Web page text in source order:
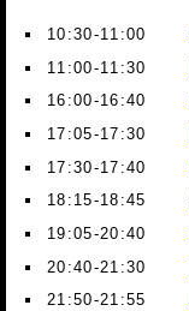
10:30-11:00
11:00-11:30
16:00-16:40
17:05-17:30
17:30-17:40
18:15-18:45
19:05-20:40
20:40-21:30
21:50-21:55